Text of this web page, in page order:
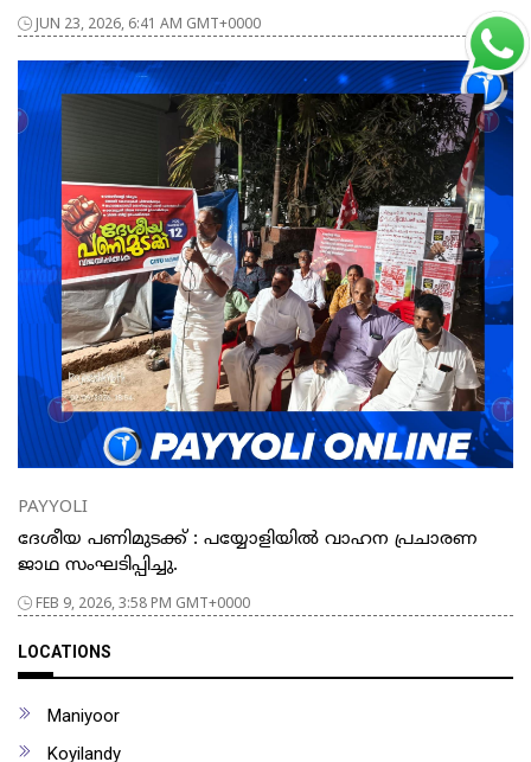
JUN 23, 2026, 6:41 AM GMT+0000
PAYYOLI
ദേശീയ പണിമുടക്ക് : പയ്യോളിയിൽ വാഹന പ്രചാരണ
ജാഥ സംഘടിപ്പിച്ചു.
FEB 9, 2026, 3:58 PM GMT+0000
LOCATIONS
Maniyoor
Koyilandy